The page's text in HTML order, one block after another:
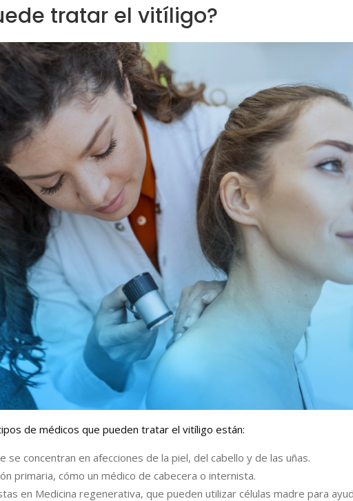
tratar el vitíligo?
de médicos que pueden tratar el vitíligo están:
se concentran en afecciones de la piel, del cabello y de las uñas.
primaria, cómo un médico de cabecera o internista.
en Medicina regenerativa, que pueden utilizar células madre para